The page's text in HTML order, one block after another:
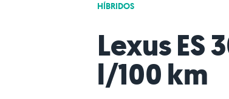
HÍBRIDOS
Lexus ES
l/100 km